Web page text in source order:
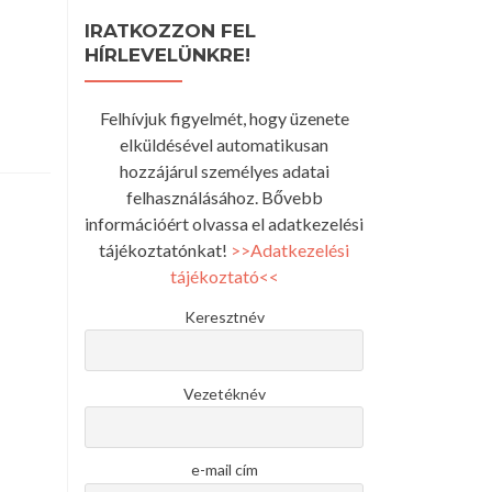
IRATKOZZON FEL
HÍRLEVELÜNKRE!
Felhívjuk figyelmét, hogy üzenete
elküldésével automatikusan
hozzájárul személyes adatai
felhasználásához. Bővebb
információért olvassa el adatkezelési
tájékoztatónkat! >>Adatkezelési
tájékoztató<<
Keresztnév
Vezetéknév
e-mail cím